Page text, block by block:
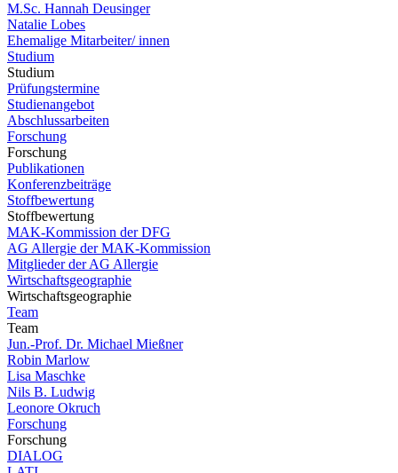
M.Sc. Hannah Deusinger
Natalie Lobes
Ehemalige Mitarbeiter/ innen
Studium
Studium
Prüfungstermine
Studienangebot
Abschlussarbeiten
Forschung
Forschung
Publikationen
Konferenzbeiträge
Stoffbewertung
Stoffbewertung
MAK-Kommission der DFG
AG Allergie der MAK-Kommission
Mitglieder der AG Allergie
Wirtschaftsgeographie
Wirtschaftsgeographie
Team
Team
Jun.-Prof. Dr. Michael Mießner
Robin Marlow
Lisa Maschke
Nils B. Ludwig
Leonore Okruch
Forschung
Forschung
DIALOG